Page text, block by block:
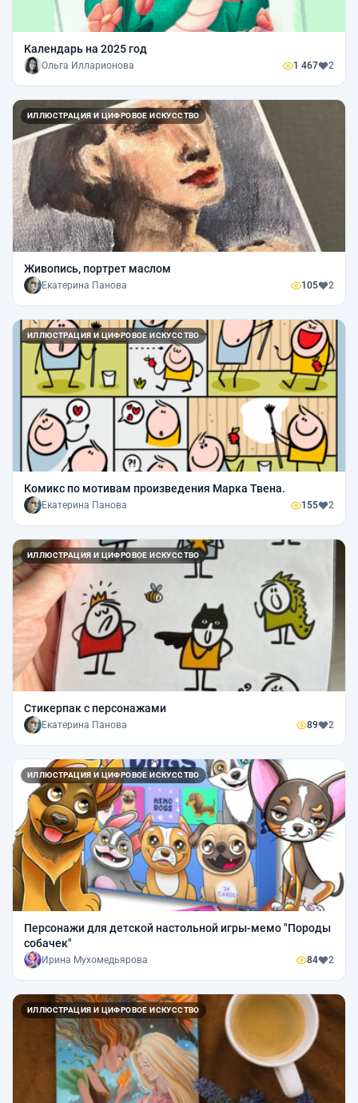
Календарь на 2025 год
Ольга Илларионова 1 467 2
ИЛЛЮСТРАЦИЯ И ЦИФРОВОЕ ИСКУССТВО
Живопись, портрет маслом
Екатерина Панова 105 2
ИЛЛЮСТРАЦИЯ И ЦИФРОВОЕ ИСКУССТВО
Комикс по мотивам произведения Марка Твена.
Екатерина Панова 155 2
ИЛЛЮСТРАЦИЯ И ЦИФРОВОЕ ИСКУССТВО
Стикерпак с персонажами
Екатерина Панова 89 2
ИЛЛЮСТРАЦИЯ И ЦИФРОВОЕ ИСКУССТВО
Персонажи для детской настольной игры-мемо "Породы
собачек"
Ирина Мухомедьярова 84 2
ИЛЛЮСТРАЦИЯ И ЦИФРОВОЕ ИСКУССТВО